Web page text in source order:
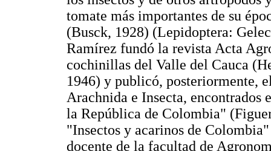
tomate más importantes de su
(Busck, 1928) (Lepidoptera:
Ramírez fundó la revista Acta
cochinillas del Valle del Cauca
1946) y publicó, posteriormente,
Arachnida e Insecta, encontrados
la República de Colombia"
"Insectos y acarinos de
docente de la facultad de